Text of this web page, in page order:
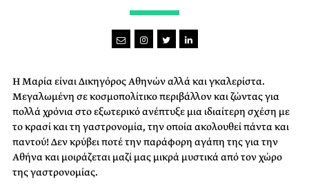
Η Μαρία είναι Δικηγόρος Αθηνών αλλά και γκαλερίστα.
Μεγαλωμένη σε κοσμοπολίτικο περιβάλλον και ζώντας για
πολλά χρόνια στο εξωτερικό ανέπτυξε μια ιδιαίτερη σχέση με
το κρασί και τη γαστρονομία, την οποία ακολουθεί πάντα και
παντού! Δεν κρύβει ποτέ την παράφορη αγάπη της για την
Αθήνα και μοιράζεται μαζί μας μικρά μυστικά από τον χώρο
της γαστρονομίας.